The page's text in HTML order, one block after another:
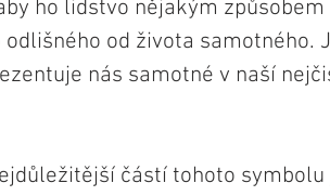
ho lidstvo nějakým
od života samotného.
nás samotné v naší
částí tohoto